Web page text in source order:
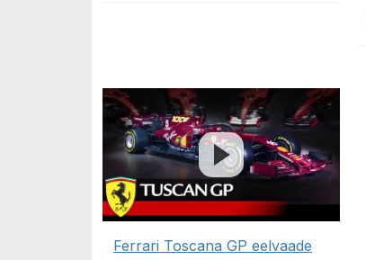
Ferrari Toscana GP eelvaade